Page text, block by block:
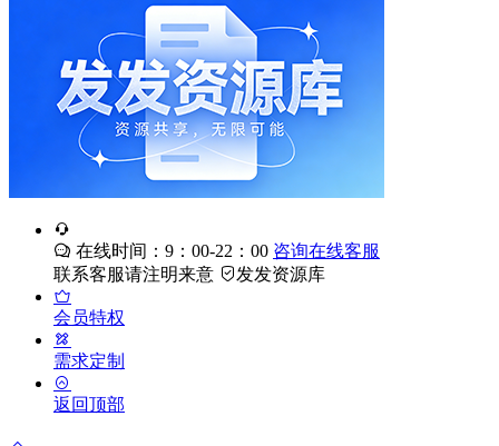
在线时间：9：00-22：00 咨询在线客服
联系客服请注明来意
发发资源库
会员特权
需求定制
返回顶部